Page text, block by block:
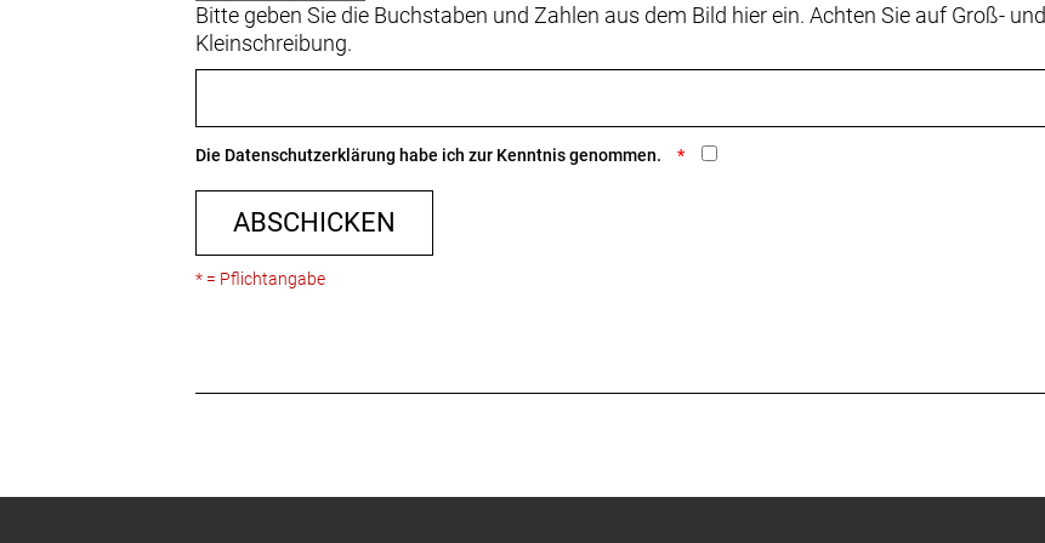
Bitte geben Sie die Buchstaben und Zahlen aus dem Bild hier ein. Achten Sie auf Groß- und
Kleinschreibung.
Die Datenschutzerklärung habe ich zur Kenntnis genommen.
ABSCHICKEN
* = Pflichtangabe